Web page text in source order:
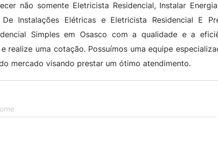
não somente Eletricista Residencial, Instalar
De Instalações Elétricas e Eletricista Residencial E
Simples em Osasco com a qualidade e a
realize uma cotação. Possuímos uma equipe
mercado visando prestar um ótimo atendimento.